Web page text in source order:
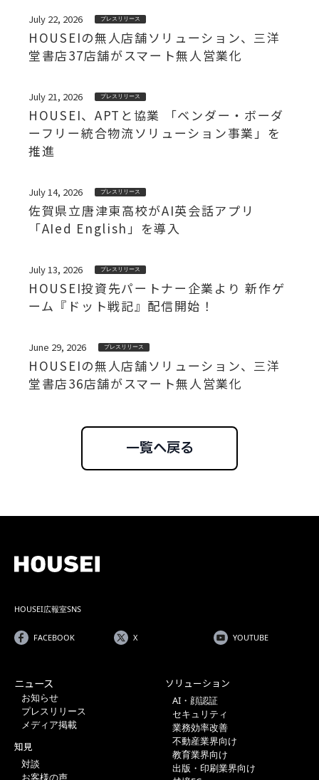
July 22, 2026 プレスリリース
HOUSEIの無人店舗ソリューション、三洋
堂書店37店舗がスマート無人営業化
July 21, 2026 プレスリリース
HOUSEI、APTと協業 「ベンダー・ボーダ
ーフリー統合物流ソリューション事業」を
推進
July 14, 2026 プレスリリース
佐賀県立唐津東高校がAI英会話アプリ
「AIed English」を導入
July 13, 2026 プレスリリース
HOUSEI投資先パートナー企業より 新作ゲ
ーム『ドット戦記』配信開始！
June 29, 2026 プレスリリース
HOUSEIの無人店舗ソリューション、三洋
堂書店36店舗がスマート無人営業化
一覧へ戻る
HOUSEI広報室SNS
FACEBOOK X YOUTUBE
ニュース
お知らせ
プレスリリース
メディア掲載
知見
対談
お客様の声
ソリューション
AI・顔認証
セキュリティ
業務効率改善
不動産業界向け
教育業界向け
出版・印刷業界向け